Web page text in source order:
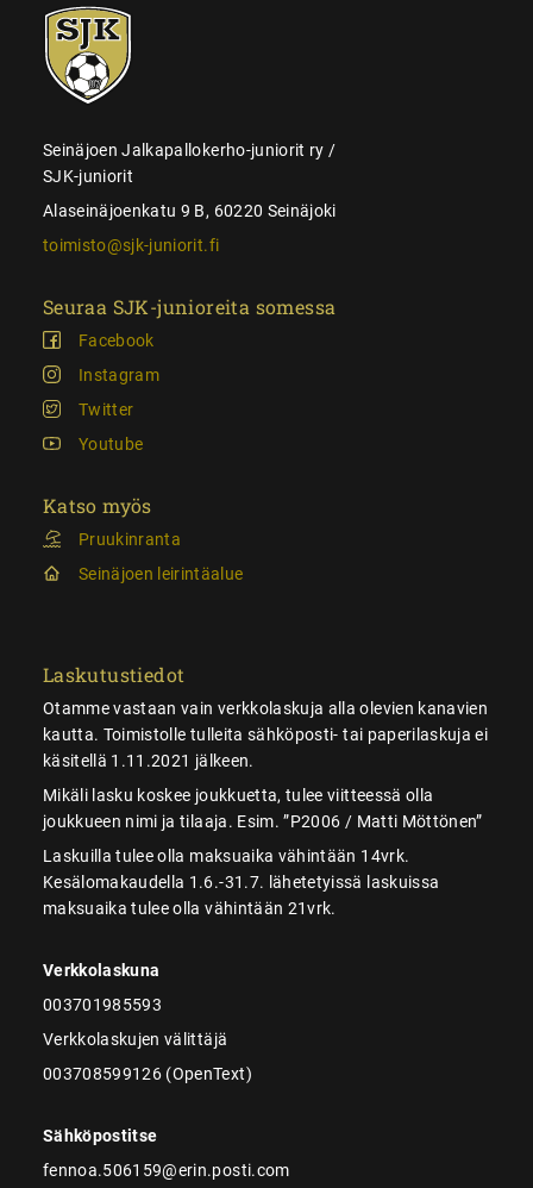
SJK-
juniorit
Seinäjoen Jalkapallokerho-juniorit ry /
SJK-juniorit
Alaseinäjoenkatu 9 B, 60220 Seinäjoki
toimisto@sjk-juniorit.fi
Seuraa SJK-junioreita somessa
Facebook
Instagram
Twitter
Youtube
Katso myös
Pruukinranta
Seinäjoen leirintäalue
Laskutustiedot
Otamme vastaan vain verkkolaskuja alla olevien kanavien
kautta. Toimistolle tulleita sähköposti- tai paperilaskuja ei
käsitellä 1.11.2021 jälkeen.
Mikäli lasku koskee joukkuetta, tulee viitteessä olla
joukkueen nimi ja tilaaja. Esim. ”P2006 / Matti Möttönen”
Laskuilla tulee olla maksuaika vähintään 14vrk.
Kesälomakaudella 1.6.-31.7. lähetetyissä laskuissa
maksuaika tulee olla vähintään 21vrk.
Verkkolaskuna
003701985593
Verkkolaskujen välittäjä
003708599126 (OpenText)
Sähköpostitse
fennoa.506159@erin.posti.com